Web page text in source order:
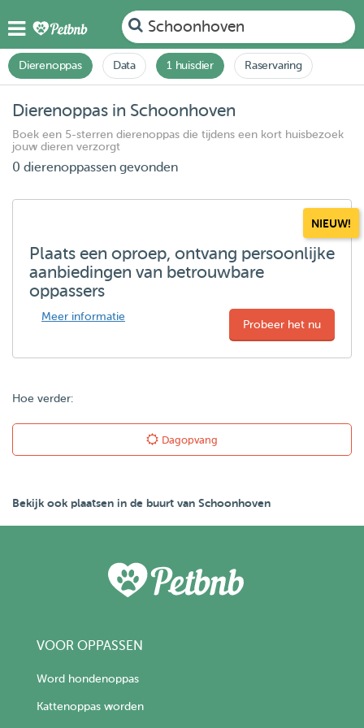
Schoonhoven
Dierenoppas Data 1 huisdier Raservaring
Dierenoppas in Schoonhoven
Boek een 5-sterren dierenoppas die tijdens een kort huisbezoek
jouw dieren verzorgt
0 dierenoppassen gevonden
NIEUW!
Plaats een oproep, ontvang persoonlijke
aanbiedingen van betrouwbare
oppassers
Meer informatie
Probeer het nu
Hoe verder:
Dagopvang
Bekijk ook plaatsen in de buurt van Schoonhoven
VOOR OPPASSEN
Word hondenoppas
Kattenoppas worden